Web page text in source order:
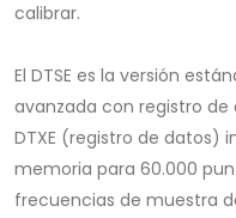
calibrar.
El DTSE es la versión
avanzada con registro de
DTXE (registro de datos)
memoria para 60.000
frecuencias de muestra